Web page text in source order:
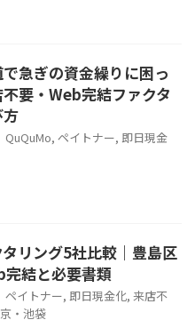
急ぎの資金繰りに困っ
要・Web完結ファクタ
方
QuQuMo, ペイトナー, 即日現金
リング5社比較｜豊島区
結と必要書類
ペイトナー, 即日現金化, 来店不
・池袋